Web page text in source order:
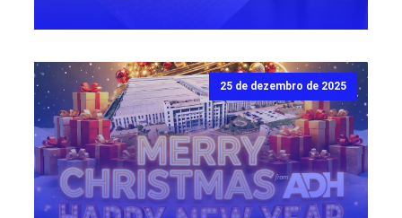
25 de dezembro de 2025